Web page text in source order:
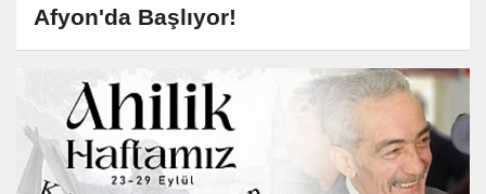
Afyon'da Başlıyor!